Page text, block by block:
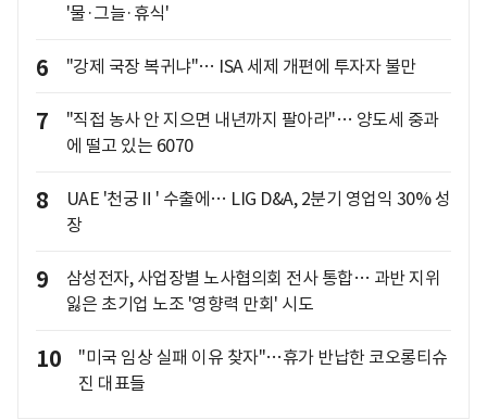
'물·그늘·휴식'
6 "강제 국장 복귀냐"… ISA 세제 개편에 투자자 불만
7
"직접 농사 안 지으면 내년까지 팔아라"… 양도세 중과
에 떨고 있는 6070
8
UAE '천궁Ⅱ' 수출에… LIG D&A, 2분기 영업익 30% 성
장
9
삼성전자, 사업장별 노사협의회 전사 통합… 과반 지위
잃은 초기업 노조 '영향력 만회' 시도
10
"미국 임상 실패 이유 찾자"…휴가 반납한 코오롱티슈
진 대표들